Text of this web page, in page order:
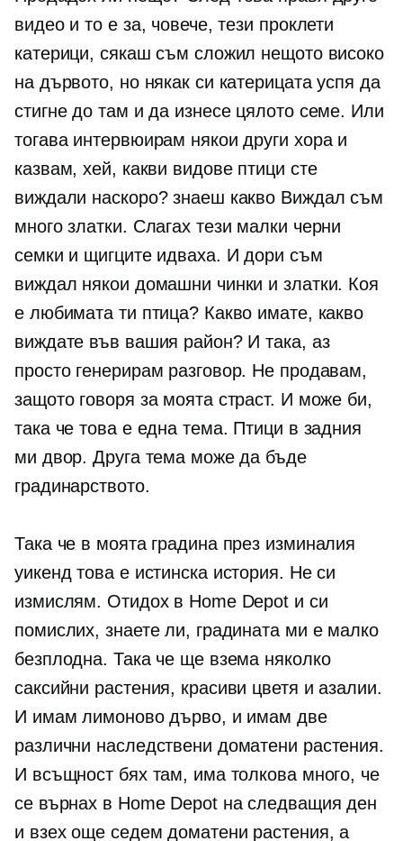
видео и то е за, човече, тези проклети
катерици, сякаш съм сложил нещото високо
на дървото, но някак си катерицата успя да
стигне до там и да изнесе цялото семе. Или
тогава интервюирам някои други хора и
казвам, хей, какви видове птици сте
виждали наскоро? знаеш какво Виждал съм
много златки. Слагах тези малки черни
семки и щигците идваха. И дори съм
виждал някои домашни чинки и златки. Коя
е любимата ти птица? Какво имате, какво
виждате във вашия район? И така, аз
просто генерирам разговор. Не продавам,
защото говоря за моята страст. И може би,
така че това е една тема. Птици в задния
ми двор. Друга тема може да бъде
градинарството.
Така че в моята градина през изминалия
уикенд това е истинска история. Не си
измислям. Отидох в Home Depot и си
помислих, знаете ли, градината ми е малко
безплодна. Така че ще взема няколко
саксийни растения, красиви цветя и азалии.
И имам лимоново дърво, и имам две
различни наследствени доматени растения.
И всъщност бях там, има толкова много, че
се върнах в Home Depot на следващия ден
и взех още седем доматени растения, а